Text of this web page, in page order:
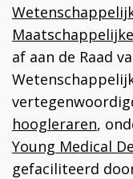
af aan de Raad
hoogleraren,
Young Medical
gefaciliteerd